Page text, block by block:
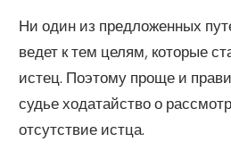
Ни один из предложенных
ведет к тем целям, которые
истец. Поэтому проще и
судье ходатайство о
отсутствие истца.